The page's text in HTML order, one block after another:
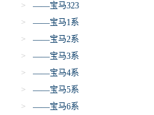
>
——宝马323
>
——宝马1系
>
——宝马2系
>
——宝马3系
>
——宝马4系
>
——宝马5系
>
——宝马6系